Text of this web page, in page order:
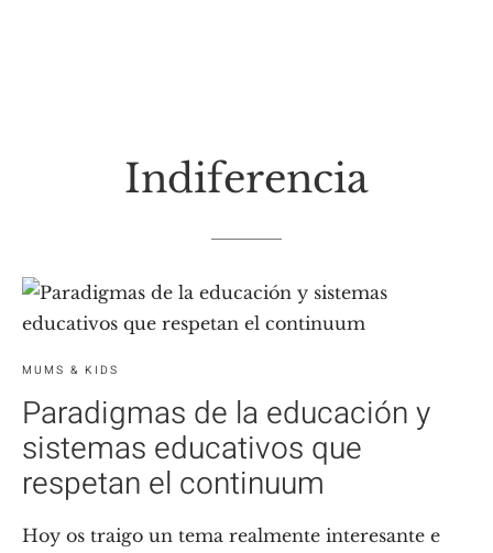
Indiferencia
MUMS & KIDS
Paradigmas de la educación y
sistemas educativos que
respetan el continuum
Hoy os traigo un tema realmente interesante e